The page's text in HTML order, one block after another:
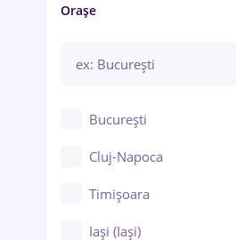
Orașe
București
Cluj-Napoca
Timișoara
Iași (Iași)